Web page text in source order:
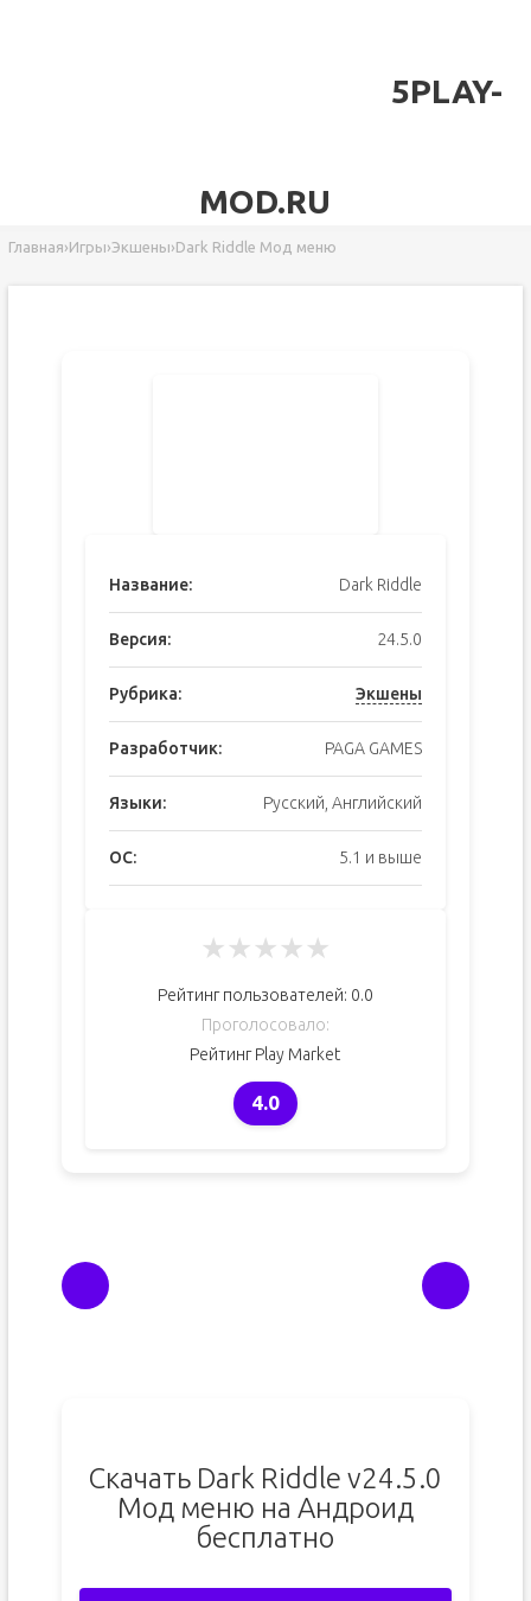
5PLAY-
MOD.RU
Главная›Игры›Экшены›Dark Riddle Мод меню
Название: Dark Riddle
Версия: 24.5.0
Рубрика: Экшены
Разработчик: PAGA GAMES
Языки: Русский, Английский
ОС: 5.1 и выше
★★★★★
Рейтинг пользователей: 0.0
Проголосовало:
Рейтинг Play Market
4.0
Скачать Dark Riddle v24.5.0
Мод меню на Андроид
бесплатно